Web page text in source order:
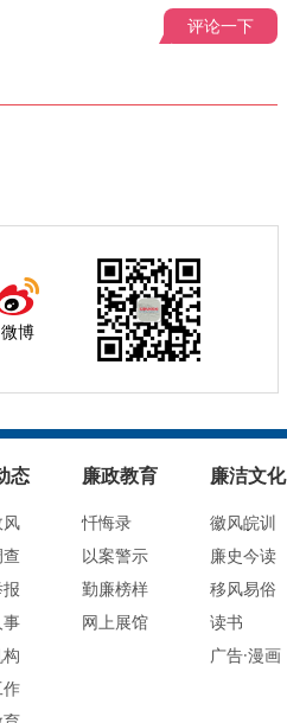
评论一下
微博
态
风
廉政教育
忏悔录
以案警示
勤廉榜样
网上展馆
廉洁文化
徽风皖训
廉史今读
移风易俗
读书
广告·漫画